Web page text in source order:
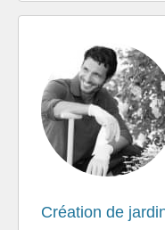
Création de